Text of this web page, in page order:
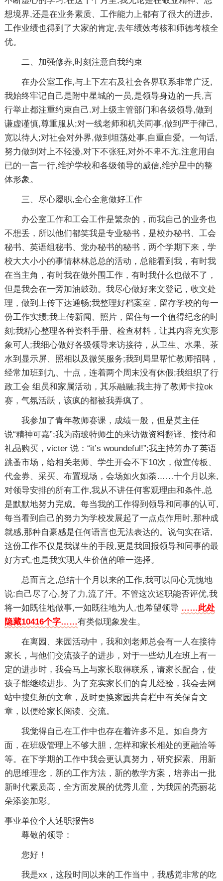
想境界,还是在业务素质、工作能力上都有了很大的进步,
工作业绩也得到了大家的肯定,去年绩效考核和师德考核全
优。
二、加强修养,时刻注意自我约束
在办公室工作,与上下左右及社会各界联系非常广泛,
我始终牢记自己是附中星城的一员,是领导身边的一兵,言
行举止都注重约束自己.对上级主管部门和各级领导,做到
谦虚谨慎,尊重服从;对一线老师和机关同事,做到严于律己,
宽以待人;对社会对外界,做到坦荡处事,自重自爱。一句话,
努力做到对上不轻漫,对下不张狂,对外不卑不亢,注意用自
已的一言一行,维护学校和各级领导的威信,维护星中的整
体形象。
三、尽心履职,全心全意做好工作
办公室工作和工会工作是繁杂的，而我自己的业务也
不想丢，所以他们都笑我是专业秘书，是校办秘书、工会
秘书、英语组秘书、党办秘书的秘书，两个学期下来，学
校大大小小的事情林林总总的活动，总能看到我，有时我
在当主角，有时我在做外围工作，有时我什么也做不了，
但是我会在一旁加油鼓劲。我尽心做好来文登记，收文处
理，做到上传下达通畅;我整理好档案室，留存学校的每一
份工作实绩;我上传新闻、照片，留住每一个值得纪念的时
刻;我精心整理各种资料手册、检查材料，让其内容充实形
象可人;我细心做好各级领导来访接待，从卫生、水果、茶
水到显示屏、照相以及微笑服务;我到局里帮忙教师招聘，
经常加班到九、十点，连着两个周末没有休假;我组织了行
政工会 组员和家属活动，其乐融融;我主持了教师卡拉ok
赛，气氛活跃，该疯的都被我弄疯了。
我参加了青年教师赛课，成绩一般，但是莫主任
说“精神可嘉”;我为南玻特师生的来访做资料翻译、接待和
礼品购买，victer 说：“it’s woundeful!”;我主持筹办了英语
跳蚤市场，给相关老师、学生开会不下10次，做宣传板、
代金券、采买、布置现场，会场如火如荼……十个月以来,
对领导安排的所有工作,我从不讲任何客观理由和条件,总
是默默地努力完成。每当我的工作得到领导和同事的认可,
每当看到自己的努力为学校发展起了一点点作用时,那种成
就感,那种自豪感是任何语言也无法表达的。说句实在话,
这份工作不仅是我谋生的手段,更是我回报领导和同事的最
好方式,也是我实现人生价值的唯一选择。
总而言之,总结十个月以来的工作,我可以问心无愧地
说:自己尽了心,努了力,流了汗。不管这次述职能否评优,我
将一如既往地做事,一如既往地为人,也希望领导 ……此处
隐藏10416个字……有类似现象发生。
在离园、来园活动中，我和刘老师总会有一人在接待
家长，与他们交流孩子的进步，对于一些幼儿在班上有一
定的进步时，我会马上与家长取得联系，请家长配合，使
孩子能继续进步。为了充实家长们的育儿经验，我会去网
站中搜集新的文章，及时更换家园共育栏中有关保育文
章，以便给家长阅读、交流。
我觉得自己在工作中也存在着许多不足。如自身方
面，在班级管理上不够大胆，怎样和家长相处的更融洽等
等。在下学期的工作中我会更认真努力，研究探索、用新
的思维理念，新的工作方法，新的教学方案，培养出一批
新时代素质高，全方面发展的优秀儿童，为我园的亮丽花
朵添姿加彩。
事业单位个人述职报告8
尊敬的领导：
您好！
我是xx，这段时间以来的工作当中，我感觉非常的吃